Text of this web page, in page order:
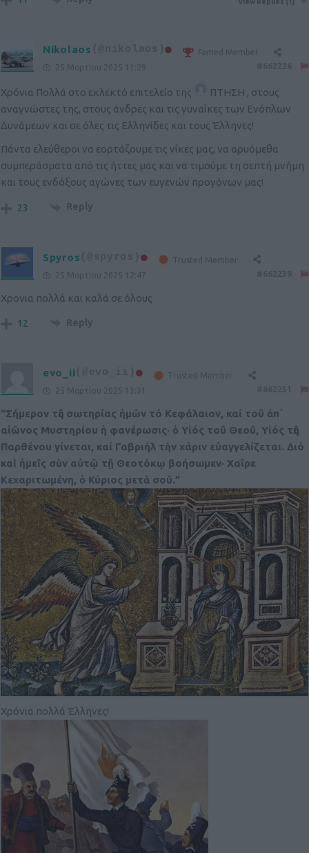
View Replies
Nikolaos (@nikolaos)
Famed Member
25 Μαρτίου 2025 11:29
Χρόνια Πολλά στο εκλεκτό επιτελείο της ΠΤΗΣΗ , στους
αναγνώστες της, στους άνδρες και τις γυναίκες των Ενόπλων
Δυνάμεων και σε όλες τις Ελληνίδες και τους Έλληνες!
Πάντα ελεύθεροι να εορτάζουμε τις νίκες μας, να αρυόμεθα
συμπεράσματα από τις ήττες μας και να τιμούμε τη σεπτή μνήμη
και τους ενδόξους αγώνες των ευγενών προγόνων μας!
23 Reply
Spyros
Trusted Member
25 Μαρτίου 2025 12:47
Χρονια πολλά και καλά σε όλους
12 Reply
evo_ii
Trusted Member
25 Μαρτίου 2025 13:31
“Σήμερον τῆς σωτηρίας ἡμῶν τό Κεφάλαιον, καί τοῦ ἀπ᾽
αἰῶνος Μυστηρίου ἡ φανέρωσις· ὁ Υἱός τοῦ Θεοῦ, Υἱός τῆς
Παρθένου γίνεται, καί Γαβριήλ τὴν χάριν εὐαγγελίζεται. Διό
καὶ ἡμεῖς σὺν αὐτῷ τῇ Θεοτόκῳ βοήσωμεν· Χαῖρε
Κεχαριτωμένη, ὁ Κύριος μετὰ σοῦ.”
Χρόνια πολλά Έλληνες!